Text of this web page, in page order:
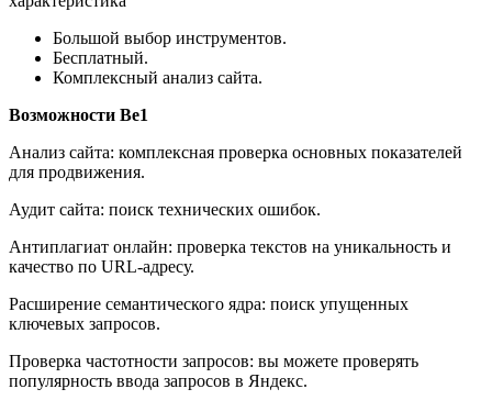
Большой выбор инструментов.
Бесплатный.
Комплексный анализ сайта.
Возможности Be1
Анализ сайта: комплексная проверка основных показателей
для продвижения.
Аудит сайта: поиск технических ошибок.
Антиплагиат онлайн: проверка текстов на уникальность и
качество по URL-адресу.
Расширение семантического ядра: поиск упущенных
ключевых запросов.
Проверка частотности запросов: вы можете проверять
популярность ввода запросов в Яндекс.